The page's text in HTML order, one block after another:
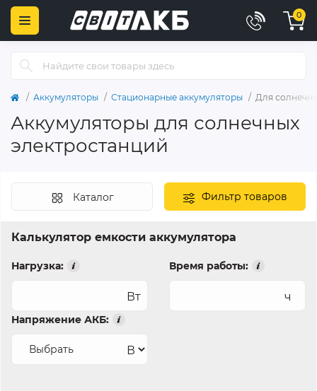
0
Аккумуляторы Стационарные аккумуляторы Для
Аккумуляторы для солнечных
электростанций
Фильтр товаров
Каталог
Калькулятор емкости аккумулятора
Нагрузка:
Вт
Время работы:
ч
Напряжение АКБ:
В